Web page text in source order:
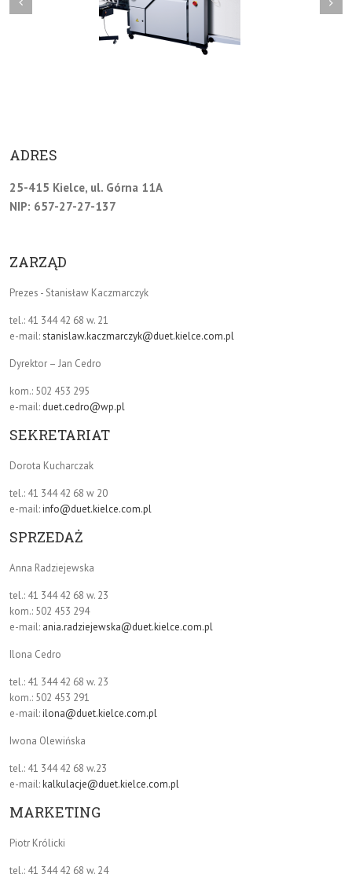
ADRES
25-415 Kielce, ul. Górna 11A
NIP: 657-27-27-137
ZARZĄD
Prezes - Stanisław Kaczmarczyk
tel.: 41 344 42 68 w. 21
e-mail:stanislaw.kaczmarczyk@duet.kielce.com.pl
Dyrektor – Jan Cedro
kom.: 502 453 295
e-mail: duet.cedro@wp.pl
SEKRETARIAT
Dorota Kucharczak
tel.: 41 344 42 68 w 20
e-mail:info@duet.kielce.com.pl
SPRZEDAŻ
Anna Radziejewska
tel.: 41 344 42 68 w. 23
kom.: 502 453 294
e-mail: ania.radziejewska@duet.kielce.com.pl
Ilona Cedro
tel.: 41 344 42 68 w. 23
kom.: 502 453 291
e-mail:ilona@duet.kielce.com.pl
Iwona Olewińska
tel.: 41 344 42 68 w.23
e-mail:kalkulacje@duet.kielce.com.pl
MARKETING
Piotr Królicki
tel.: 41 344 42 68 w. 24